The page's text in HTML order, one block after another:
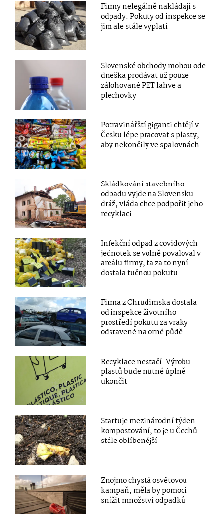
Firmy nelegálně nakládají s
odpady. Pokuty od inspekce se
jim ale stále vyplatí
Slovenské obchody mohou ode
dneška prodávat už pouze
zálohované PET lahve a
plechovky
Potravinářští giganti chtějí v
Česku lépe pracovat s plasty,
aby nekončily ve spalovnách
Skládkování stavebního
odpadu vyjde na Slovensku
dráž, vláda chce podpořit jeho
recyklaci
Infekční odpad z covidových
jednotek se volně povaloval v
areálu firmy, ta za to nyní
dostala tučnou pokutu
Firma z Chrudimska dostala
od inspekce životního
prostředí pokutu za vraky
odstavené na orné půdě
Recyklace nestačí. Výrobu
plastů bude nutné úplně
ukončit
Startuje mezinárodní týden
kompostování, to je u Čechů
stále oblíbenější
Znojmo chystá osvětovou
kampaň, měla by pomoci
snížit množství odpadků